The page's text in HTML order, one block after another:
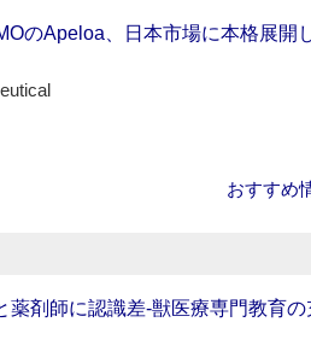
のApeloa、日本市場に本格展開
おすすめ
薬剤師に認識差‐獣医療専門教育の